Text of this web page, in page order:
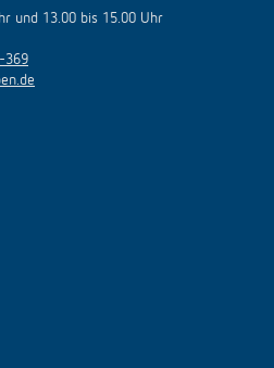
und 13.00 bis 15.00 Uhr
369